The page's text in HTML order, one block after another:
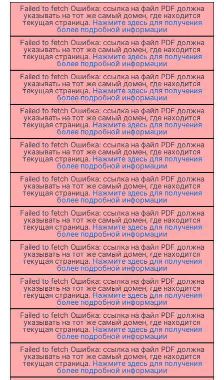
Failed to fetch Ошибка: ссылка на файл PDF должна
указывать на тот же самый домен, где находится
текущая страница. Нажмите здесь для получения
более подробной информации
Failed to fetch Ошибка: ссылка на файл PDF должна
указывать на тот же самый домен, где находится
текущая страница. Нажмите здесь для получения
более подробной информации
Failed to fetch Ошибка: ссылка на файл PDF должна
указывать на тот же самый домен, где находится
текущая страница. Нажмите здесь для получения
более подробной информации
Failed to fetch Ошибка: ссылка на файл PDF должна
указывать на тот же самый домен, где находится
текущая страница. Нажмите здесь для получения
более подробной информации
Failed to fetch Ошибка: ссылка на файл PDF должна
указывать на тот же самый домен, где находится
текущая страница. Нажмите здесь для получения
более подробной информации
Failed to fetch Ошибка: ссылка на файл PDF должна
указывать на тот же самый домен, где находится
текущая страница. Нажмите здесь для получения
более подробной информации
Failed to fetch Ошибка: ссылка на файл PDF должна
указывать на тот же самый домен, где находится
текущая страница. Нажмите здесь для получения
более подробной информации
Failed to fetch Ошибка: ссылка на файл PDF должна
указывать на тот же самый домен, где находится
текущая страница. Нажмите здесь для получения
более подробной информации
Failed to fetch Ошибка: ссылка на файл PDF должна
указывать на тот же самый домен, где находится
текущая страница. Нажмите здесь для получения
более подробной информации
Failed to fetch Ошибка: ссылка на файл PDF должна
указывать на тот же самый домен, где находится
текущая страница. Нажмите здесь для получения
более подробной информации
Failed to fetch Ошибка: ссылка на файл PDF должна
указывать на тот же самый домен, где находится
текущая страница. Нажмите здесь для получения
более подробной информации